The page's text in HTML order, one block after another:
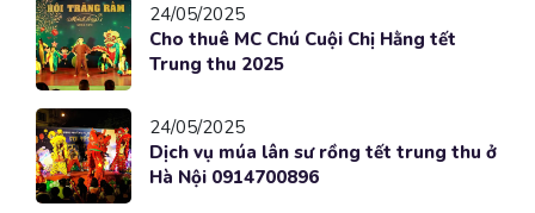
24/05/2025
Cho thuê MC Chú Cuội Chị Hằng tết
Trung thu 2025
24/05/2025
Dịch vụ múa lân sư rồng tết trung thu ở
Hà Nội 0914700896